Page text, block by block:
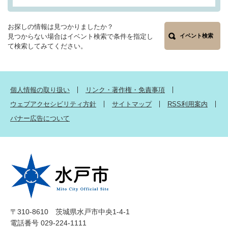
お探しの情報は見つかりましたか？
見つからない場合はイベント検索で条件を指定し
て検索してみてください。
イベント検索
個人情報の取り扱い
リンク・著作権・免責事項
ウェブアクセシビリティ方針
サイトマップ
RSS利用案内
バナー広告について
〒310-8610 茨城県水戸市中央1-4-1
電話番号 029-224-1111